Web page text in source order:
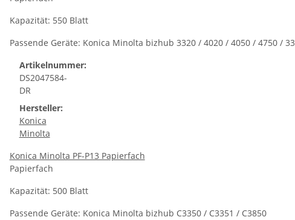
Kapazität: 550 Blatt
Passende Geräte: Konica Minolta bizhub 3320 / 4020 / 4050 / 4750 /
Artikelnummer:
DS2047584-
DR
Hersteller:
Konica
Minolta
Konica Minolta PF-P13 Papierfach
Papierfach
Kapazität: 500 Blatt
Passende Geräte: Konica Minolta bizhub C3350 / C3351 / C3850